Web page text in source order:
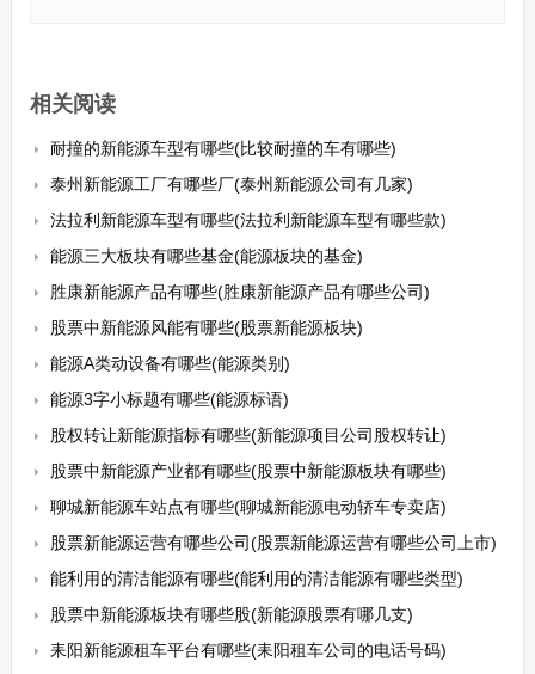
相关阅读
耐撞的新能源车型有哪些(比较耐撞的车有哪些)
泰州新能源工厂有哪些厂(泰州新能源公司有几家)
法拉利新能源车型有哪些(法拉利新能源车型有哪些款)
能源三大板块有哪些基金(能源板块的基金)
胜康新能源产品有哪些(胜康新能源产品有哪些公司)
股票中新能源风能有哪些(股票新能源板块)
能源A类动设备有哪些(能源类别)
能源3字小标题有哪些(能源标语)
股权转让新能源指标有哪些(新能源项目公司股权转让)
股票中新能源产业都有哪些(股票中新能源板块有哪些)
聊城新能源车站点有哪些(聊城新能源电动轿车专卖店)
股票新能源运营有哪些公司(股票新能源运营有哪些公司上市)
能利用的清洁能源有哪些(能利用的清洁能源有哪些类型)
股票中新能源板块有哪些股(新能源股票有哪几支)
耒阳新能源租车平台有哪些(耒阳租车公司的电话号码)